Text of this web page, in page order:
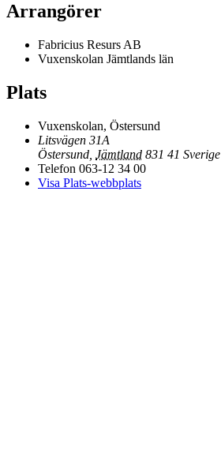
Arrangörer
Fabricius Resurs AB
Vuxenskolan Jämtlands län
Plats
Vuxenskolan, Östersund
Litsvägen 31A
Östersund Jämtland 831 41 Sverige
Telefon 063-12 34 00
Visa Plats-webbplats